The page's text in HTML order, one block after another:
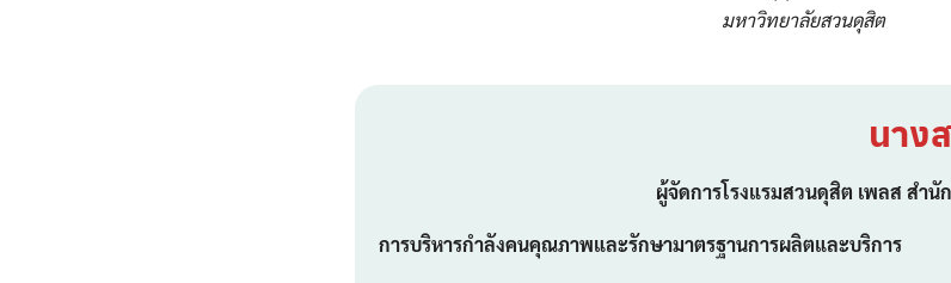
มหาวิทยาลัยสวนดุสิต
นาง
ผู้จัดการโรงแรมสวนดุสิต เพลส สำ
การบริหารกำลังคนคุณภาพและรักษามาตรฐานการผลิตและบริการ